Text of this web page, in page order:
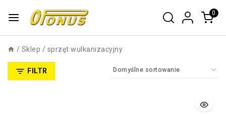
0
/ Sklep / sprzęt wulkanizacyjny
FILTR